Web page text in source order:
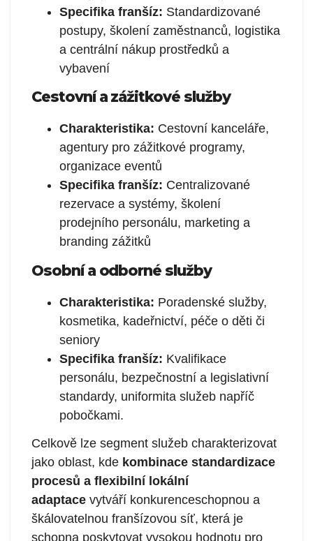
Specifika franšíz: Standardizované
postupy, školení zaměstnanců, logistika
a centrální nákup prostředků a
vybavení
Cestovní a zážitkové služby
Charakteristika: Cestovní kanceláře,
agentury pro zážitkové programy,
organizace eventů
Specifika franšíz: Centralizované
rezervace a systémy, školení
prodejního personálu, marketing a
branding zážitků
Osobní a odborné služby
Charakteristika: Poradenské služby,
kosmetika, kadeřnictví, péče o děti či
seniory
Specifika franšíz: Kvalifikace
personálu, bezpečnostní a legislativní
standardy, uniformita služeb napříč
pobočkami.
Celkově lze segment služeb charakterizovat
jako oblast, kde kombinace standardizace
procesů a flexibilní lokální
adaptace vytváří konkurenceschopnou a
škálovatelnou franšízovou síť, která je
schopna poskytovat vysokou hodnotu pro